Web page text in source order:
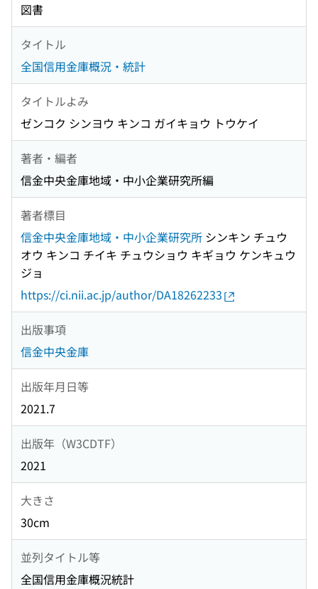
図書
タイトル
全国信用金庫概況・統計
タイトルよみ
ゼンコク シンヨウ キンコ ガイキョウ トウケイ
著者・編者
信金中央金庫地域・中小企業研究所編
著者標目
信金中央金庫地域・中小企業研究所 シンキン チュウ
オウ キンコ チイキ チュウショウ キギョウ ケンキュウ
ジョ
https://ci.nii.ac.jp/author/DA18262233
出版事項
信金中央金庫
出版年月日等
2021.7
出版年（W3CDTF）
2021
大きさ
30cm
並列タイトル等
全国信用金庫概況統計